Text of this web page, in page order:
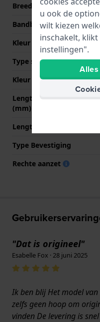
Breedte bandaanzet
Bandbreedte bij sluiting
Kleur Band
Type sluiting
Kleur sluiting
Lengte band op 12 uur
(mm)
Lengte band op 6 uur
Type Bevestiging
Rechte aanzet
"Dat is origineel"
Esabelle Fox · 28 juni 2025
Ik ben blij Het model
zelfs geen hoop om
vinden De levering is
u ook de
wilt kiezen
inschakelt,
instellingen".